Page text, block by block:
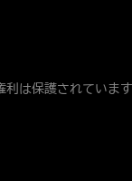
は保護されていま